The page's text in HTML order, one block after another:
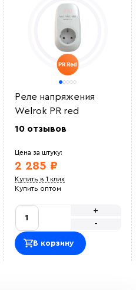
Реле напряжения
Welrok PR red
10 отзывов
Цена за штуку:
2 285 ₽
Купить в 1 клик
Купить оптом
-
+
В корзину